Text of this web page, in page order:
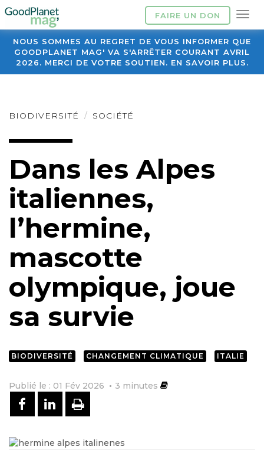
FAIRE UN DON
NOUS SOMMES AU REGRET DE VOUS INFORMER QUE
GOODPLANET MAG' VA S'ARRÊTER COURANT AVRIL
2026. MERCI DE VOTRE SOUTIEN. EN SAVOIR PLUS.
BIODIVERSITÉ SOCIÉTÉ
Dans les Alpes
italiennes,
l’hermine,
mascotte
olympique, joue
sa survie
BIODIVERSITÉ CHANGEMENT CLIMATIQUE ITALIE
Publié le : 01 Fév 2026 3 minutes
PARTAGER SUR FACEBOOK
PARTAGER SUR LINKEDIN
IMPRIMER